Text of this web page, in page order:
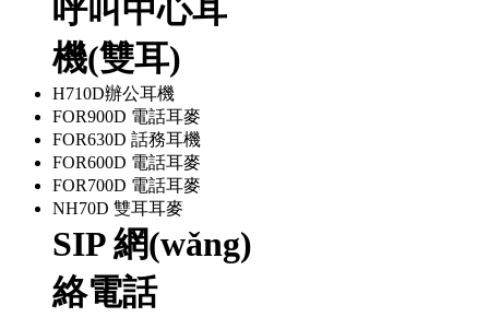
呼叫中心耳
機(雙耳)
H710D辦公耳機
FOR900D 電話耳麥
FOR630D 話務耳機
FOR600D 電話耳麥
FOR700D 電話耳麥
NH70D 雙耳耳麥
SIP 網(wǎng)
絡電話